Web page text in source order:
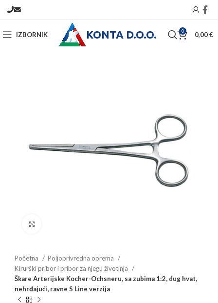
IZBORNIK KONTA D.O.O. 0 0,00€
Početna
Poljoprivredna oprema
Kirurški pribor i pribor za njegu životinja
Škare Arterijske Kocher-Ochsneru, sa zubima 1:2, dug hvat,
nehrđajući, ravne S Line verzija